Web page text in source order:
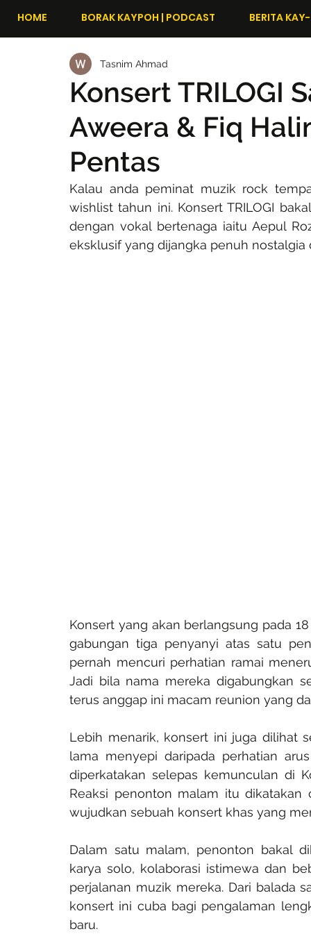
HOME BORAK KAYPOH | PODCAST BERITA
Konsert TRILOGI
Aweera & Fiq
Pentas
Tasnim Ahmad
Kalau anda peminat muzik rock
wishlist tahun ini. Konsert TRILOGI
dengan vokal bertenaga iaitu Aepul
eksklusif yang dijangka penuh nostalgia
Konsert yang akan berlangsung pada
gabungan tiga penyanyi atas satu
pernah mencuri perhatian ramai
Jadi bila nama mereka digabungkan
terus anggap ini macam reunion yang
Lebih menarik, konsert ini juga dilihat
lama menyepi daripada perhatian
diperkatakan selepas kemunculan di
Reaksi penonton malam itu
wujudkan sebuah konsert khas yang
Dalam satu malam, penonton bakal
karya solo, kolaborasi istimewa dan
perjalanan muzik mereka. Dari balada
konsert ini cuba bagi pengalaman
baru.